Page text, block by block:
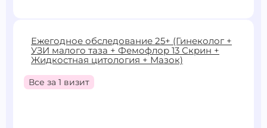
7900 ₽ 9400 ₽
Записаться
Ежегодное обследование 25+ (Гинеколог +
УЗИ малого таза + Фемофлор 13 Скрин +
Жидкостная цитология + Мазок)
Все за 1 визит